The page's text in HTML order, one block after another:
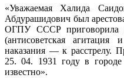
«Уважаемая Халида
Абдурашидович был
ОГПУ СССР
(антисоветская
наказания — к расстрелу.
25. 04. 1931 году в
известно».